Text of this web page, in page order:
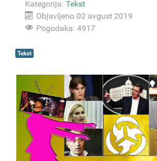
Kategorija: Tekst
Objavljeno 02 avgust 2019
Pogodaka: 4917
Tekst